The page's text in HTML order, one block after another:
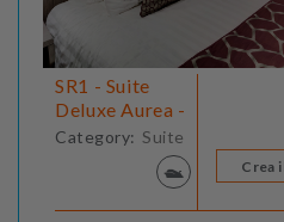
SR1 - Suite
Deluxe Aurea -
Category: Suite
Crea